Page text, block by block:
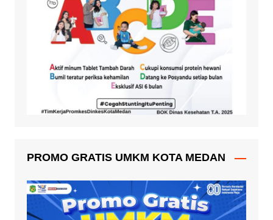
PROMO GRATIS UMKM KOTA MEDAN